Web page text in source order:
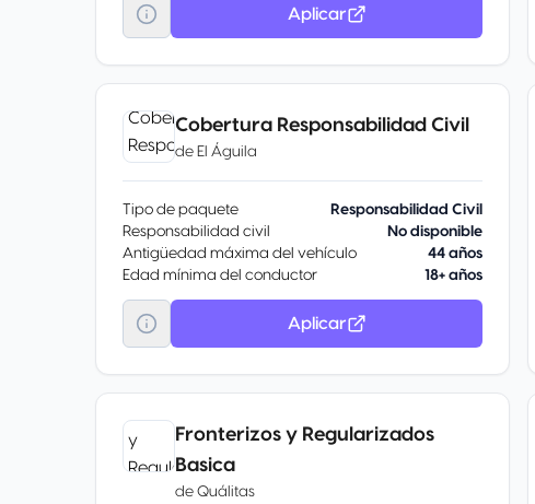
Aplicar
Cobertura Responsabilidad Civil
de El Águila
Tipo de paquete
Responsabilidad Civil
Responsabilidad civil
No disponible
Antigüedad máxima del vehículo
44 años
Edad mínima del conductor
18+ años
Aplicar
Fronterizos y Regularizados
Basica
de Quálitas